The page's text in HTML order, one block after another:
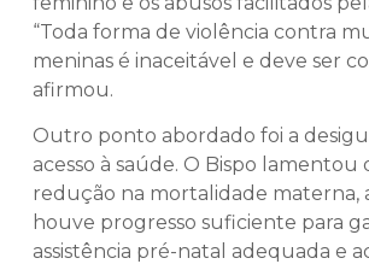
“Toda forma de violência contra
meninas é inaceitável e deve ser
afirmou.
Outro ponto abordado foi a
acesso à saúde. O Bispo lamentou
redução na mortalidade materna,
houve progresso suficiente para
assistência pré-natal adequada e